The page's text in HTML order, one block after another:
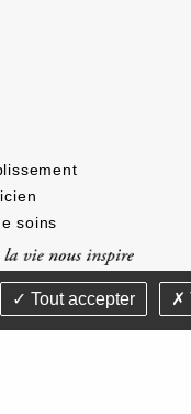
soins
-VOS
Tout accepter